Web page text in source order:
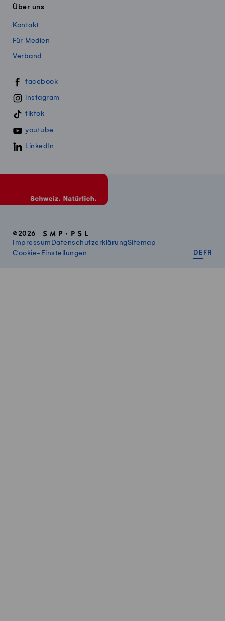
Über uns
Kontakt
Für Medien
Verband
Swissmillk auf Social Media
facebook
instagram
tiktok
youtube
LinkedIn
©2026
Impressum DatenschutzerklärungSitemap
Cookie-Einstellungen
DE FR